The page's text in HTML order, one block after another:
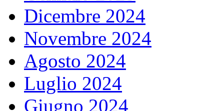
Dicembre 2024
Novembre 2024
Agosto 2024
Luglio 2024
Giugno 2024